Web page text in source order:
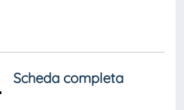
Scheda completa